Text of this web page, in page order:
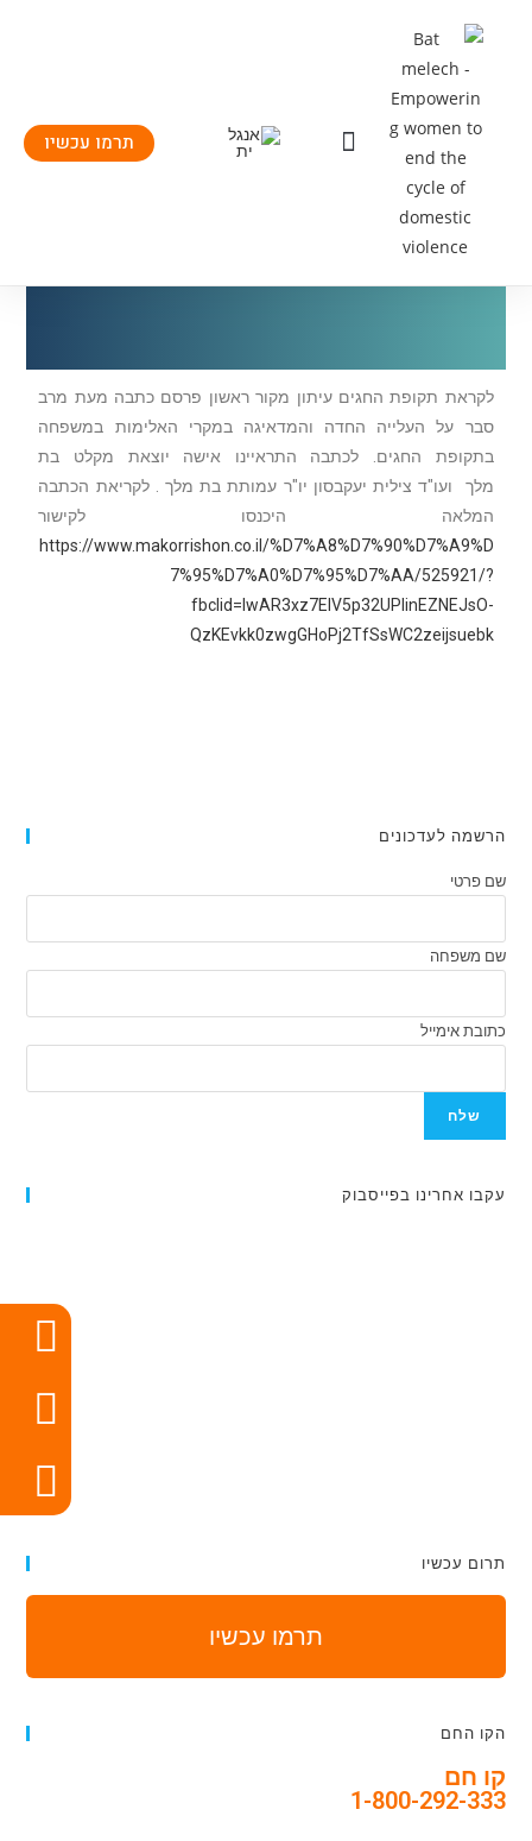
תרמו עכשיו
לקראת תקופת החגים עיתון מקור ראשון פרסם כתבה מעת מרב
סבר על העלייה החדה והמדאיגה במקרי האלימות במשפחה
בתקופת החגים. לכתבה התראיינו אישה יוצאת מקלט בת
מלך ועו"ד צילית יעקבסון יו"ר עמותת בת מלך . לקריאת הכתבה
המלאה היכנסו לקישור
https://www.makorrishon.co.il/%D7%A8%D7%90%D7%A9%D
7%95%D7%A0%D7%95%D7%AA/525921/?
fbclid=IwAR3xz7EIV5p32UPIinEZNEJsO-
QzKEvkk0zwgGHoPj2TfSsWC2zeijsuebk
הרשמה לעדכונים
שם פרטי
שם משפחה
כתובת אימייל
שלח
עקבו אחרינו בפייסבוק
תרום עכשיו
תרמו עכשיו
הקו החם
קו חם
1-800-292-333